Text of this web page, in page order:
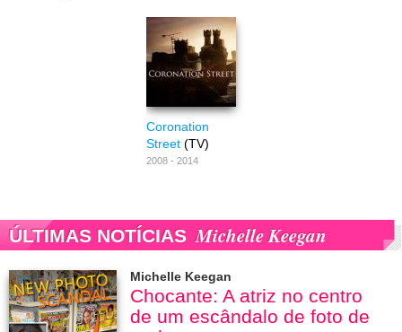
Coronation
Street (TV)
2008 - 2014
ÚLTIMAS NOTÍCIAS Michelle Keegan
Michelle Keegan
Chocante: A atriz no centro
de um escândalo de foto de